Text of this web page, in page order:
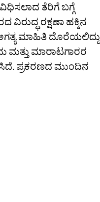
ತೆರಿಗೆ ಬಗ್ಗೆ
ರಕ್ಷಣಾ ಹಕ್ಕಿನ
ಮಾಹಿತಿ ದೊರೆಯಲಿದ್ದು
ಮತ್ತು ಮಾರಾಟಗಾರರ
ಪ್ರಕರಣದ ಮುಂದಿನ